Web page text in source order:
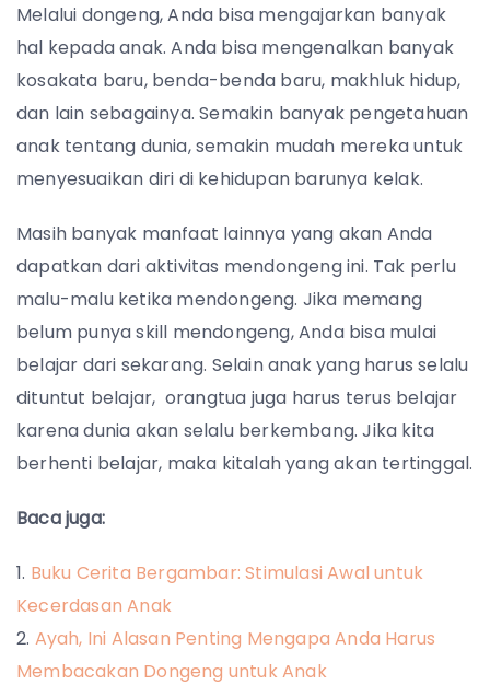
Melalui dongeng, Anda bisa mengajarkan banyak
hal kepada anak. Anda bisa mengenalkan banyak
kosakata baru, benda-benda baru, makhluk hidup,
dan lain sebagainya. Semakin banyak pengetahuan
anak tentang dunia, semakin mudah mereka untuk
menyesuaikan diri di kehidupan barunya kelak.
Masih banyak manfaat lainnya yang akan Anda
dapatkan dari aktivitas mendongeng ini. Tak perlu
malu-malu ketika mendongeng. Jika memang
belum punya skill mendongeng, Anda bisa mulai
belajar dari sekarang. Selain anak yang harus selalu
dituntut belajar, orangtua juga harus terus belajar
karena dunia akan selalu berkembang. Jika kita
berhenti belajar, maka kitalah yang akan tertinggal.
Baca juga:
Buku Cerita Bergambar: Stimulasi Awal untuk
Kecerdasan Anak
Ayah, Ini Alasan Penting Mengapa Anda Harus
Membacakan Dongeng untuk Anak